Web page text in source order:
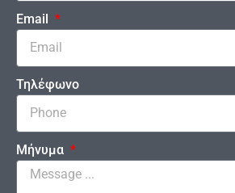
Email
Τηλέφωνο
Μήνυμα